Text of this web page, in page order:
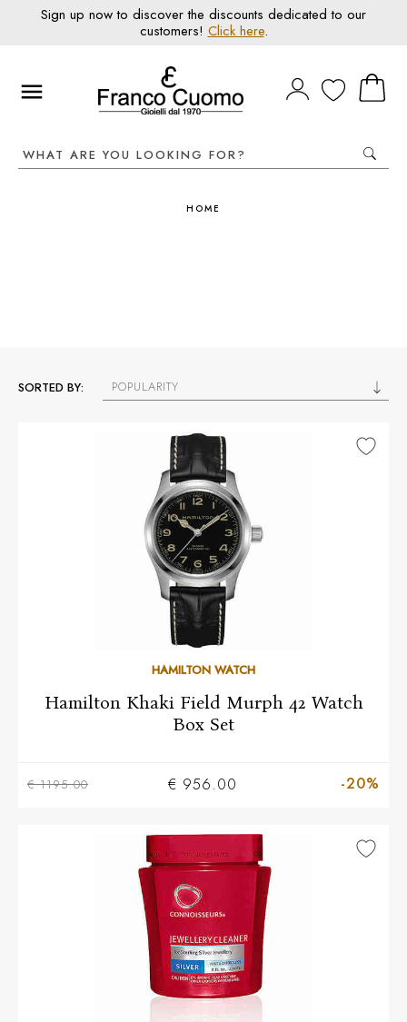
Sign up now to discover the discounts dedicated to our
customers! Click here.
HOME
SORTED BY: POPULARITY
HAMILTON WATCH
Hamilton Khaki Field Murph 42 Watch
Box Set
€ 1195.00 € 956.00 -20%